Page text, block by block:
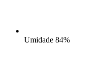
Umidade 84%